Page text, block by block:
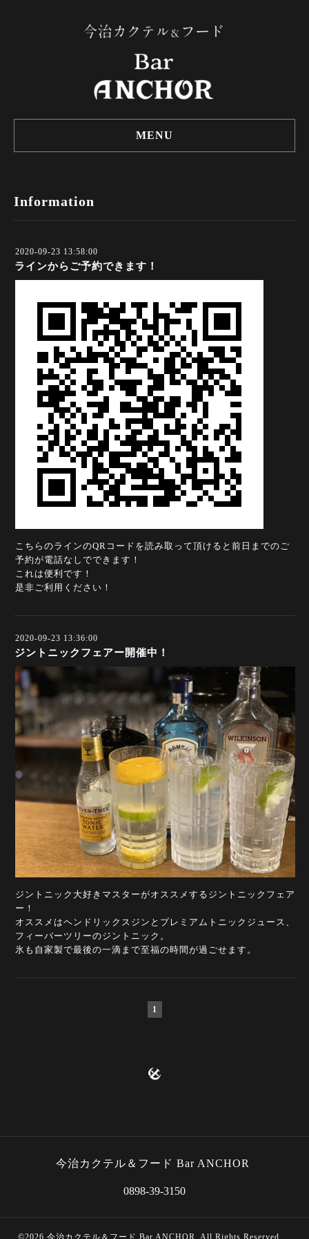
MENU
Information
2020-09-23 13:58:00
ラインからご予約できます！
こちらのラインのQRコードを読み取って頂けると前日までのご
予約が電話なしでできます！
これは便利です！
是非ご利用ください！
2020-09-23 13:36:00
ジントニックフェアー開催中！
ジントニック大好きマスターがオススメするジントニックフェア
ー！
オススメはヘンドリックスジンとプレミアムトニックジュース、
フィーバーツリーのジントニック。
氷も自家製で最後の一滴まで至福の時間が過ごせます。
1
今治カクテル＆フード Bar ANCHOR
0898-39-3150
©2026 今治カクテル＆フード Bar ANCHOR . All Rights Reserved.